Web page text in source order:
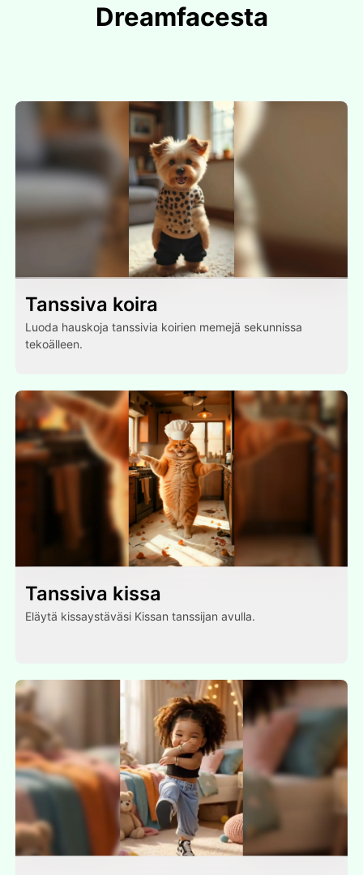
Dreamfacesta
Tanssiva koira
Luoda hauskoja tanssivia koirien memejä sekunnissa
tekoälleen.
Tanssiva kissa
Eläytä kissaystäväsi Kissan tanssijan avulla.